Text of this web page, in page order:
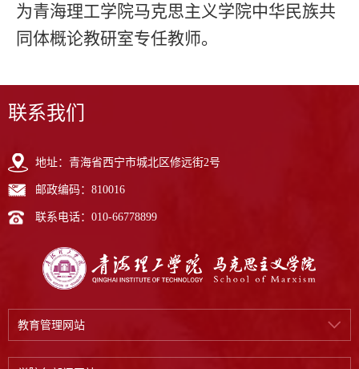
为青海理工学院马克思主义学院中华民族共
同体概论教研室专任教师。
联系我们
地址：青海省西宁市城北区修远街2号
邮政编码：810016
联系电话：010-66778899
教育管理网站